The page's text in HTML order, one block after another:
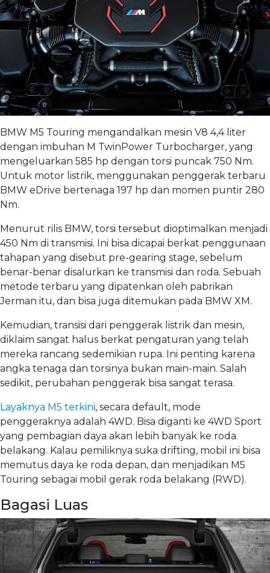
BMW M5 Touring mengandalkan mesin V8 4,4 liter
dengan imbuhan M TwinPower Turbocharger, yang
mengeluarkan 585 hp dengan torsi puncak 750 Nm.
Untuk motor listrik, menggunakan penggerak terbaru
BMW eDrive bertenaga 197 hp dan momen puntir 280
Nm.
Menurut rilis BMW, torsi tersebut dioptimalkan menjadi
450 Nm di transmisi. Ini bisa dicapai berkat penggunaan
tahapan yang disebut pre-gearing stage, sebelum
benar-benar disalurkan ke transmisi dan roda. Sebuah
metode terbaru yang dipatenkan oleh pabrikan
Jerman itu, dan bisa juga ditemukan pada BMW XM.
Kemudian, transisi dari penggerak listrik dan mesin,
diklaim sangat halus berkat pengaturan yang telah
mereka rancang sedemikian rupa. Ini penting karena
angka tenaga dan torsinya bukan main-main. Salah
sedikit, perubahan penggerak bisa sangat terasa.
Layaknya M5 terkini, secara default, mode
penggeraknya adalah 4WD. Bisa diganti ke 4WD Sport
yang pembagian daya akan lebih banyak ke roda
belakang. Kalau pemiliknya suka drifting, mobil ini bisa
memutus daya ke roda depan, dan menjadikan M5
Touring sebagai mobil gerak roda belakang (RWD).
Bagasi Luas